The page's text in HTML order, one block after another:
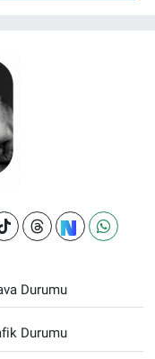
Durumu
Durumu